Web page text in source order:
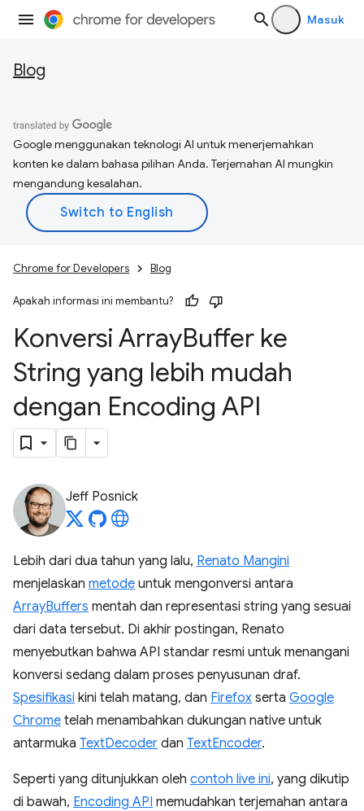
Masuk
Blog
Google menggunakan teknologi AI untuk menerjemahkan
konten ke dalam bahasa pilihan Anda. Terjemahan AI mungkin
mengandung kesalahan.
Chrome for Developers Blog
Apakah informasi ini membantu?
Konversi ArrayBuffer ke
String yang lebih mudah
dengan Encoding API
Jeff Posnick
Lebih dari dua tahun yang lalu, Renato Mangini
menjelaskan metode untuk mengonversi antara
ArrayBuffers mentah dan representasi string yang sesuai
dari data tersebut. Di akhir postingan, Renato
menyebutkan bahwa API standar resmi untuk menangani
konversi sedang dalam proses penyusunan draf.
Spesifikasi kini telah matang, dan Firefox serta Google
Chrome telah menambahkan dukungan native untuk
antarmuka TextDecoder dan TextEncoder.
Seperti yang ditunjukkan oleh contoh live ini, yang dikutip
di bawah, Encoding API memudahkan terjemahan antara